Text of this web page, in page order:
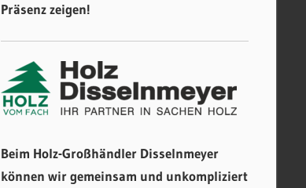
Präsenz zeigen!
Beim Holz-Großhändler Disselnmeyer
können wir gemeinsam und unkompliziert